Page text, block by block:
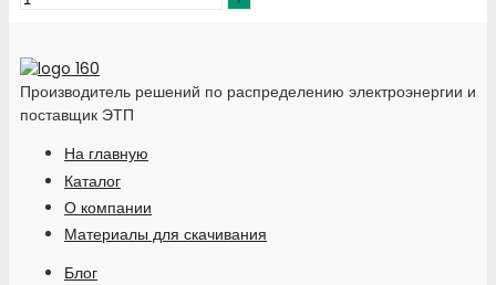
Производитель решений по распределению электроэнергии и
поставщик ЭТП
На главную
Каталог
О компании
Материалы для скачивания
Блог